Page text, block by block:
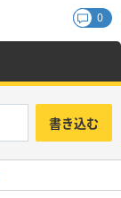
0
書き込む